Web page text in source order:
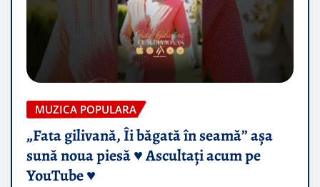
MUZICA POPULARA
„Fata gilivană, Îi băgată în seamă” așa
sună noua piesă ♥️ Ascultați acum pe
YouTube ♥️